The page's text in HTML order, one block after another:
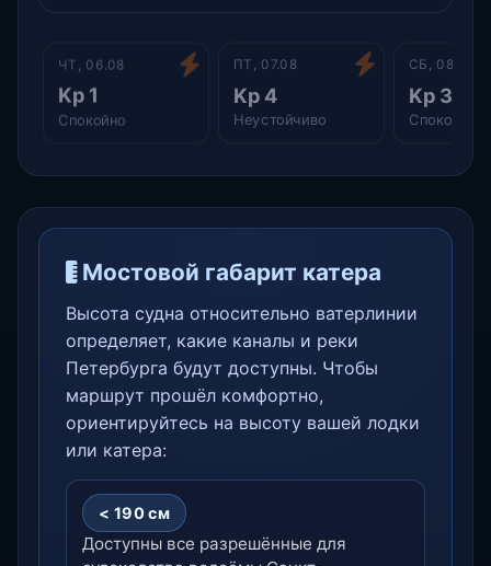
ЧТ, 06.08
Kp 1
Спокойно
ПТ, 07.08
Kp 4
Неустойчиво
СБ, 08.08
Kp 3
Спокойно
Мостовой габарит катера
Высота судна относительно ватерлинии
определяет, какие каналы и реки
Петербурга будут доступны. Чтобы
маршрут прошёл комфортно,
ориентируйтесь на высоту вашей лодки
или катера:
< 190 см
Доступны все разрешённые для